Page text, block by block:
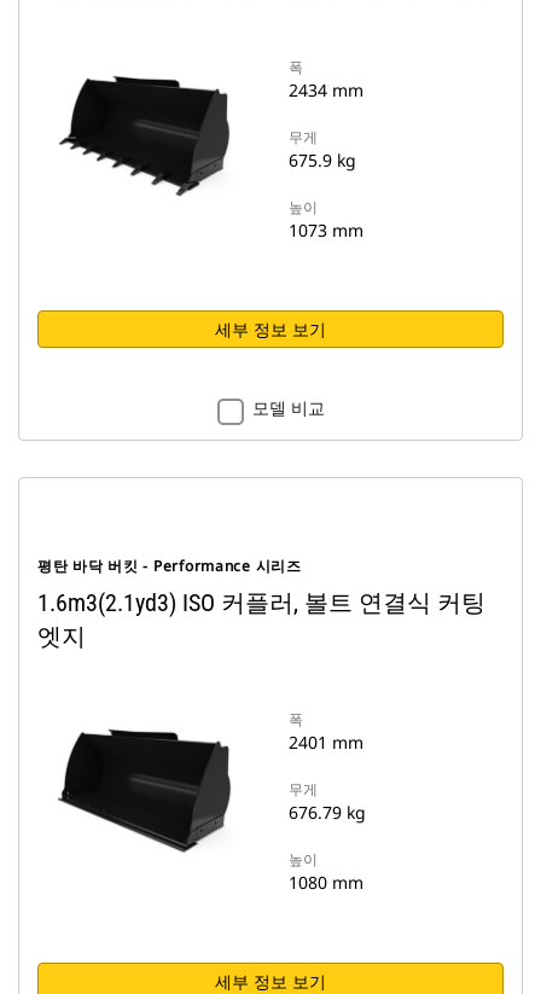
폭
2434 mm
무게
675.9 kg
높이
1073 mm
세부 정보 보기
모델 비교
평탄 바닥 버킷 - Performance 시리즈
1.6m3(2.1yd3) ISO 커플러, 볼트 연결식 커팅
엣지
폭
2401 mm
무게
676.79 kg
높이
1080 mm
세부 정보 보기